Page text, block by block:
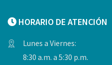
HORARIO DE ATENCIÓN
Lunes a Viernes:
8:30 a.m. a 5:30 p.m.